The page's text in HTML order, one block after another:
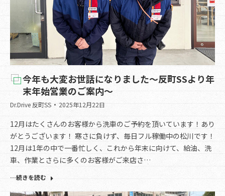
今年も大変お世話になりました～反町SSより年
末年始営業のご案内～
Dr.Drive 反町SS 2025年12月22日
12月はたくさんのお客様から洗車のご予約を頂いています！あり
がとうございます！ 寒さに負けず、毎日フル稼働中の松川です！
12月は1年の中で一番忙しく、これから年末に向けて、給油、洗
車、作業とさらに多くのお客様がご来店さ…
…続きを読む